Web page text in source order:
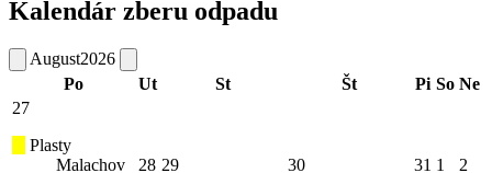
Kalendár zberu odpadu
August2026
Po
Ut St Št Pi So Ne
27
Plasty
Malachov
28 29 30 31 1 2